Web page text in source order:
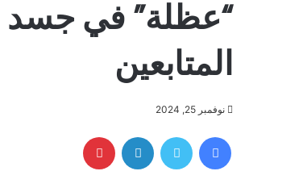
“عظلة” في جسد
المتابعين
نوفمبر 25, 2024
فيسبوك تويتر لينكدإن